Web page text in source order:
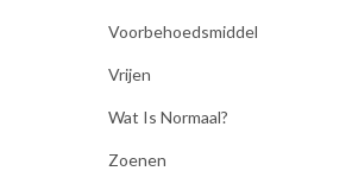
Voorbehoedsmiddel
Vrijen
Wat Is Normaal?
Zoenen